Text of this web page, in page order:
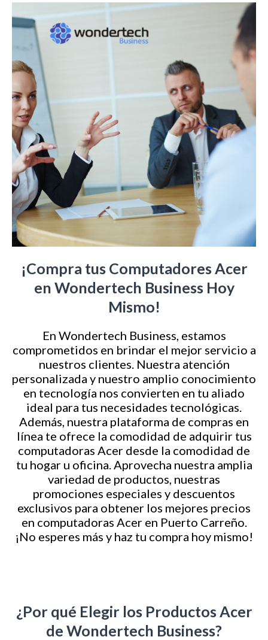
¡Compra tus Computadores Acer
en Wondertech Business Hoy
Mismo!
En Wondertech Business, estamos
comprometidos en brindar el mejor servicio a
nuestros clientes. Nuestra atención
personalizada y nuestro amplio conocimiento
en tecnología nos convierten en tu aliado
ideal para tus necesidades tecnológicas.
Además, nuestra plataforma de compras en
línea te ofrece la comodidad de adquirir tus
computadoras Acer desde la comodidad de
tu hogar u oficina. Aprovecha nuestra amplia
variedad de productos, nuestras
promociones especiales y descuentos
exclusivos para obtener los mejores precios
en computadoras Acer en Puerto Carreño.
¡No esperes más y haz tu compra hoy mismo!
¿Por qué Elegir los Productos Acer
de Wondertech Business?